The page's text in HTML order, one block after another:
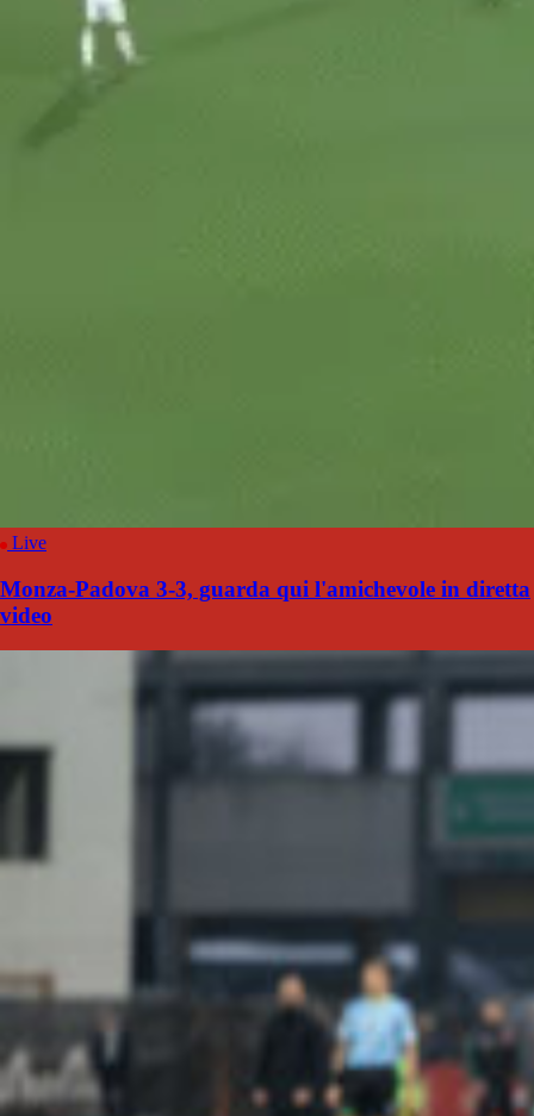
Live
Monza-Padova 3-3, guarda qui l'amichevole in diretta
video